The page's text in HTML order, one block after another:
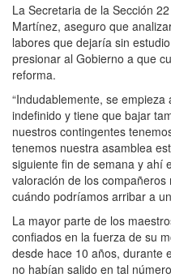
La Secretaria de la Sección
Martínez, aseguro que
labores que dejaría sin
presionar al Gobierno a que
reforma.
“Indudablemente, se
indefinido y tiene que bajar
nuestros contingentes
tenemos nuestra asamblea
siguiente fin de semana y ahí
valoración de los
cuándo podríamos arribar a
La mayor parte de los
confiados en la fuerza de su
desde hace 10 años, durante
no habían salido en tal